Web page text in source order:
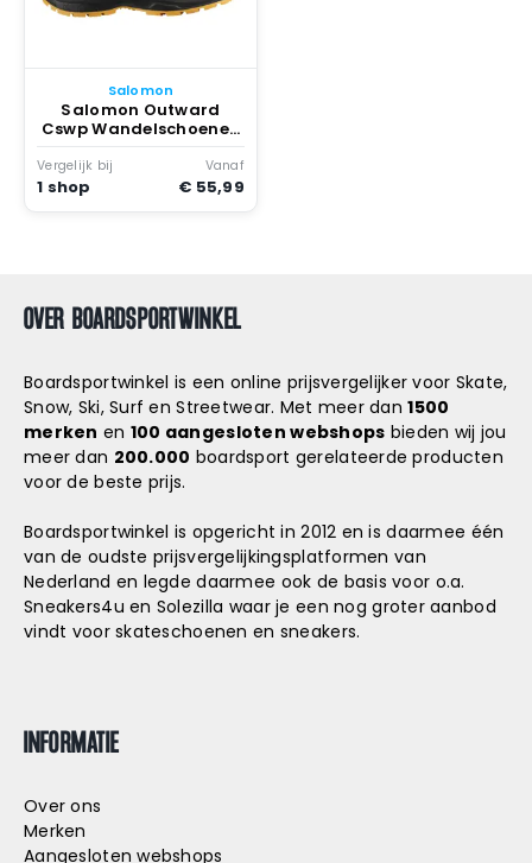
Salomon
Salomon Outward
Cswp Wandelschoenen
Safari / Phantom /
Warm Apricot
Vergelijk bij
1 shop
Vanaf
€ 55,99
OVER BOARDSPORTWINKEL
Boardsportwinkel is een online prijsvergelijker voor Skate,
Snow, Ski, Surf en Streetwear. Met meer dan1500
merken en 100 aangesloten webshops bieden wij jou
meer dan 200.000 boardsport gerelateerde producten
voor de beste prijs.
Boardsportwinkel is opgericht in 2012 en is daarmee één
van de oudste prijsvergelijkingsplatformen van
Nederland en legde daarmee ook de basis voor o.a.
Sneakers4u en Solezilla waar je een nog groter aanbod
vindt voor skateschoenen en sneakers.
INFORMATIE
Over ons
Merken
Aangesloten webshops